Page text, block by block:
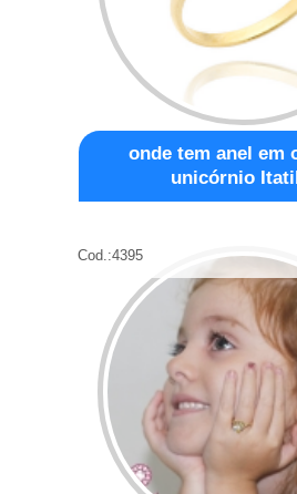
onde tem anel em
unicórnio
Cod.:4395